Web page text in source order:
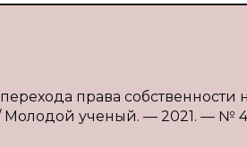
права
ученый. — 2021. — №